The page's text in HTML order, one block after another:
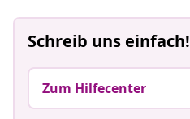
Schreib uns einfach!
Zum Hilfecenter